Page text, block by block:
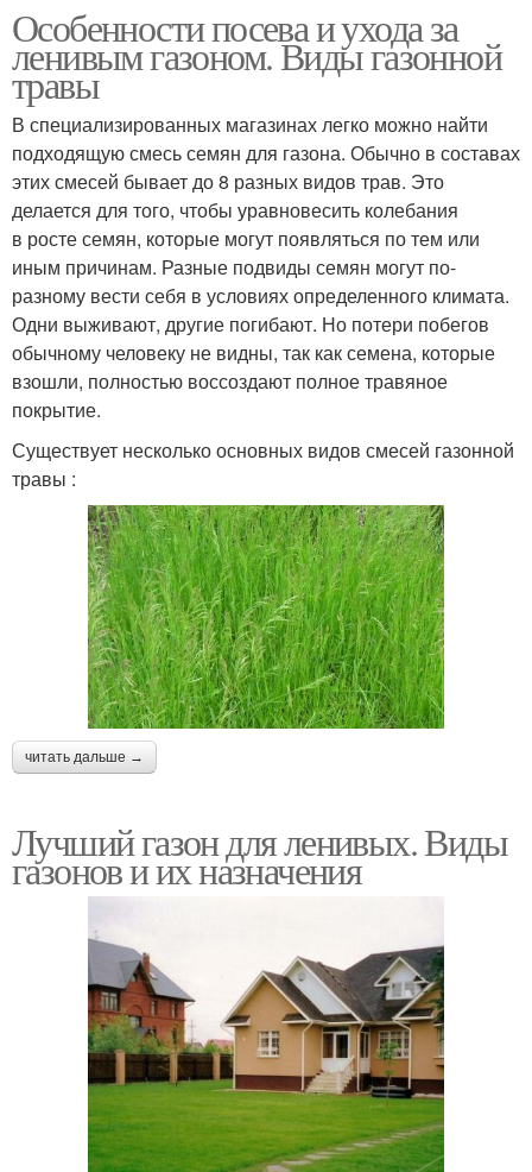
Особенности посева и ухода за
ленивым газоном. Виды газонной
травы
В специализированных магазинах легко можно найти
подходящую смесь семян для газона. Обычно в составах
этих смесей бывает до 8 разных видов трав. Это
делается для того, чтобы уравновесить колебания
в росте семян, которые могут появляться по тем или
иным причинам. Разные подвиды семян могут по-
разному вести себя в условиях определенного климата.
Одни выживают, другие погибают. Но потери побегов
обычному человеку не видны, так как семена, которые
взошли, полностью воссоздают полное травяное
покрытие.
Существует несколько основных видов смесей газонной
травы :
читать дальше →
Лучший газон для ленивых. Виды
газонов и их назначения